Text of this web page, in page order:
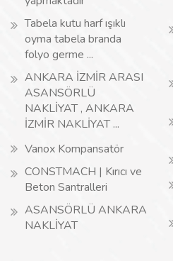
Tabela kutu harf ışıklı
oyma tabela branda
folyo germe ...
ANKARA İZMİR ARASI
ASANSÖRLÜ
NAKLİYAT , ANKARA
İZMİR NAKLİYAT ...
Vanox Kompansatör
CONSTMACH | Kırıcı ve
Beton Santralleri
ASANSÖRLÜ ANKARA
NAKLİYAT